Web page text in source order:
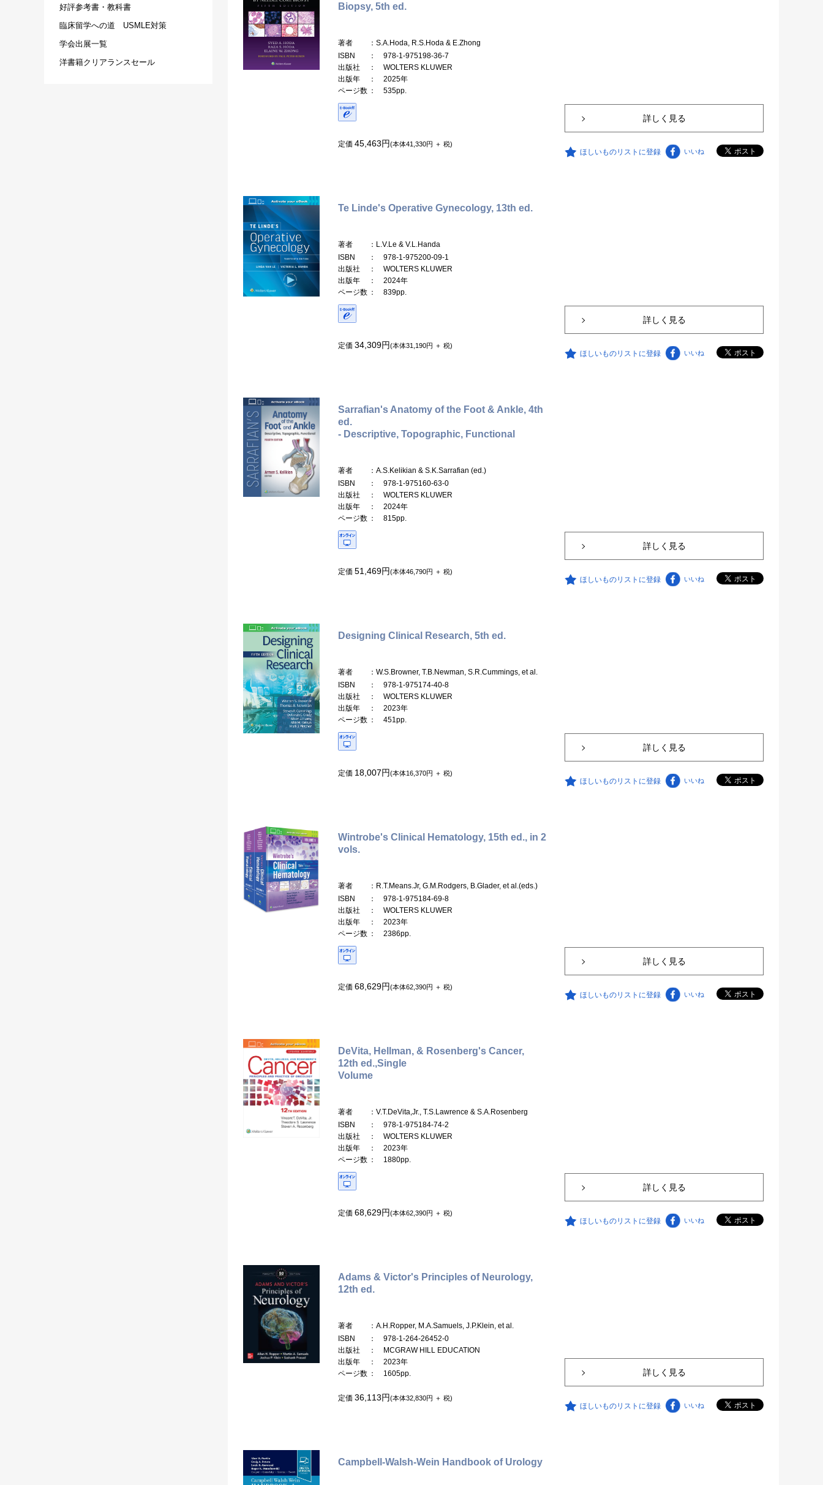
Biopsy, 5th ed.
著者
：S.A.Hoda, R.S.Hoda & E.Zhong
ISBN
： 978-1-975198-36-7
出版社
： WOLTERS KLUWER
出版年
： 2025年
ページ数 ： 535pp.
定価 45,463円(本体41,330円 ＋ 税)
詳しく見る
ほしいものリストに登録 いいね
Te Linde's Operative Gynecology, 13th ed.
著者
：L.V.Le & V.L.Handa
ISBN
： 978-1-975200-09-1
出版社
： WOLTERS KLUWER
出版年
： 2024年
ページ数 ： 839pp.
定価 34,309円(本体31,190円 ＋ 税)
詳しく見る
ほしいものリストに登録 いいね
Sarrafian's Anatomy of the Foot & Ankle, 4th
ed.
- Descriptive, Topographic, Functional
著者
：A.S.Kelikian & S.K.Sarrafian (ed.)
ISBN
： 978-1-975160-63-0
出版社
： WOLTERS KLUWER
出版年
： 2024年
ページ数 ： 815pp.
定価 51,469円(本体46,790円 ＋ 税)
詳しく見る
ほしいものリストに登録 いいね
Designing Clinical Research, 5th ed.
著者
：W.S.Browner, T.B.Newman, S.R.Cummings, et al.
ISBN
： 978-1-975174-40-8
出版社
： WOLTERS KLUWER
出版年
： 2023年
ページ数 ： 451pp.
定価 18,007円(本体16,370円 ＋ 税)
詳しく見る
ほしいものリストに登録 いいね
Wintrobe's Clinical Hematology, 15th ed., in 2
vols.
著者
：R.T.Means.Jr, G.M.Rodgers, B.Glader, et al.(eds.)
ISBN
： 978-1-975184-69-8
出版社
： WOLTERS KLUWER
出版年
： 2023年
ページ数 ： 2386pp.
定価 68,629円(本体62,390円 ＋ 税)
詳しく見る
ほしいものリストに登録 いいね
DeVita, Hellman, & Rosenberg's Cancer,
12th ed.,Single
Volume
著者
：V.T.DeVita,Jr., T.S.Lawrence & S.A.Rosenberg
ISBN
： 978-1-975184-74-2
出版社
： WOLTERS KLUWER
出版年
： 2023年
ページ数 ： 1880pp.
定価 68,629円(本体62,390円 ＋ 税)
詳しく見る
ほしいものリストに登録 いいね
Adams & Victor's Principles of Neurology,
12th ed.
著者
：A.H.Ropper, M.A.Samuels, J.P.Klein, et al.
ISBN
： 978-1-264-26452-0
出版社
： MCGRAW HILL EDUCATION
出版年
： 2023年
ページ数 ： 1605pp.
定価 36,113円(本体32,830円 ＋ 税)
詳しく見る
ほしいものリストに登録 いいね
Campbell-Walsh-Wein Handbook of Urology
好評参考書・教科書
臨床留学への道 USMLE対策
学会出展一覧
洋書籍クリアランスセール